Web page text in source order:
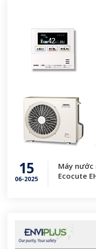
15
06-2025
Máy
Ecocute